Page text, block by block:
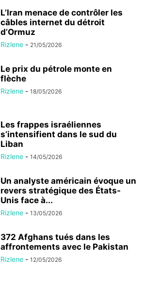
L’Iran menace de contrôler les
câbles internet du détroit
d’Ormuz
Rizlene - 21/05/2026
Le prix du pétrole monte en
flèche
Rizlene - 18/05/2026
Les frappes israéliennes
s’intensifient dans le sud du
Liban
Rizlene - 14/05/2026
Un analyste américain évoque un
revers stratégique des États-
Unis face à...
Rizlene - 13/05/2026
372 Afghans tués dans les
affrontements avec le Pakistan
Rizlene - 12/05/2026